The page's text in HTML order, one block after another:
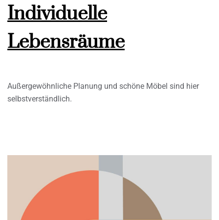
Individuelle
Lebensräume
Außergewöhnliche Planung und schöne Möbel sind hier
selbstverständlich.